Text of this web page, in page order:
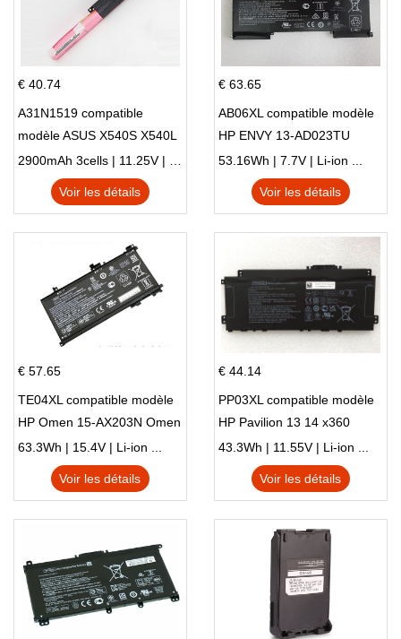
€ 40.74
A31N1519 compatible
modèle ASUS X540S X540L
X540LA-SI302 X540SA
X540S
2900mAh 3cells | 11.25V | Li-ion ...
Voir les détails
€ 63.65
AB06XL compatible modèle
HP ENVY 13-AD023TU
HSTNN-DB8C 921438-855
TPN-I128
53.16Wh | 7.7V | Li-ion ...
Voir les détails
€ 57.65
TE04XL compatible modèle
HP Omen 15-AX203N Omen
15 Series Pavilion 15 Series
63.3Wh | 15.4V | Li-ion ...
Voir les détails
€ 44.14
PP03XL compatible modèle
HP Pavilion 13 14 x360
L83388-AC1 L83388-421
HSTNN-LB8S M01118-421
M01144-005 13-BB 14-DV
43.3Wh | 11.55V | Li-ion ...
Voir les détails